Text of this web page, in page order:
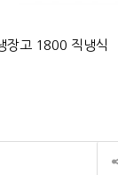
장고 1800 직냉식